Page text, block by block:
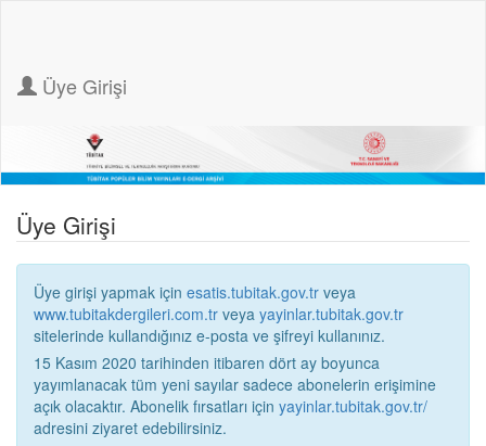
Üye Girişi
Üye Girişi
Üye girişi yapmak için esatis.tubitak.gov.tr veya
www.tubitakdergileri.com.tr veya yayinlar.tubitak.gov.tr
sitelerinde kullandığınız e-posta ve şifreyi kullanınız.
15 Kasım 2020 tarihinden itibaren dört ay boyunca
yayımlanacak tüm yeni sayılar sadece abonelerin erişimine
açık olacaktır. Abonelik fırsatları için yayinlar.tubitak.gov.tr/
adresini ziyaret edebilirsiniz.